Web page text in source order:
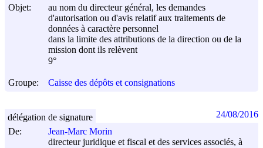
Objet:
au nom du directeur général, les demandes
d'autorisation ou d'avis relatif aux traitements de
données à caractère personnel
dans la limite des attributions de la direction ou de la
mission dont ils relèvent
9°
Groupe: Caisse des dépôts et consignations
De:
Jean-Marc Morin
directeur juridique et fiscal et des services associés, à
délégation de signature 24/08/2016